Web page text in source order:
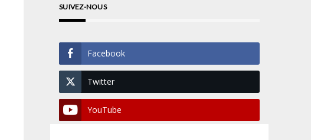
SUIVEZ-NOUS
Facebook
Twitter
YouTube